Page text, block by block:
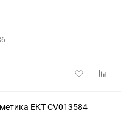
Добавить
ЕКТ CV013584